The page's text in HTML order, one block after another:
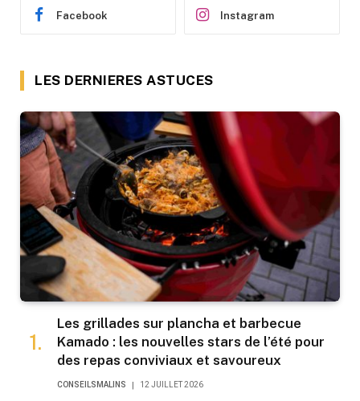
Facebook Instagram
LES DERNIERES ASTUCES
Les grillades sur plancha et barbecue
Kamado : les nouvelles stars de l’été pour
des repas conviviaux et savoureux
CONSEILSMALINS 12 JUILLET 2026